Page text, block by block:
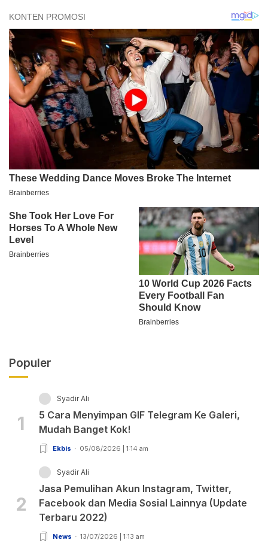
Populer
1
Syadir Ali
5 Cara Menyimpan GIF Telegram Ke Galeri,
Mudah Banget Kok!
Ekbis 05/08/2026 | 1:14 am
2
Syadir Ali
Jasa Pemulihan Akun Instagram, Twitter,
Facebook dan Media Sosial Lainnya (Update
Terbaru 2022)
News 13/07/2026 | 1:13 am